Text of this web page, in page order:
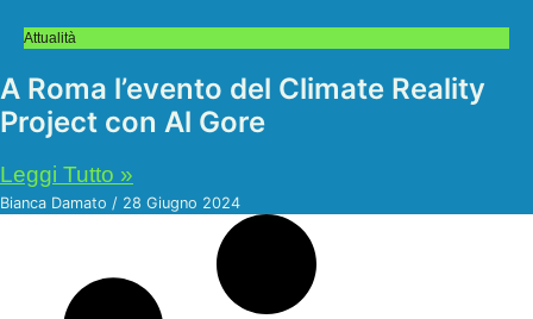
Attualità
A Roma l’evento del Climate Reality
Project con Al Gore
Leggi Tutto »
Bianca Damato 28 Giugno 2024